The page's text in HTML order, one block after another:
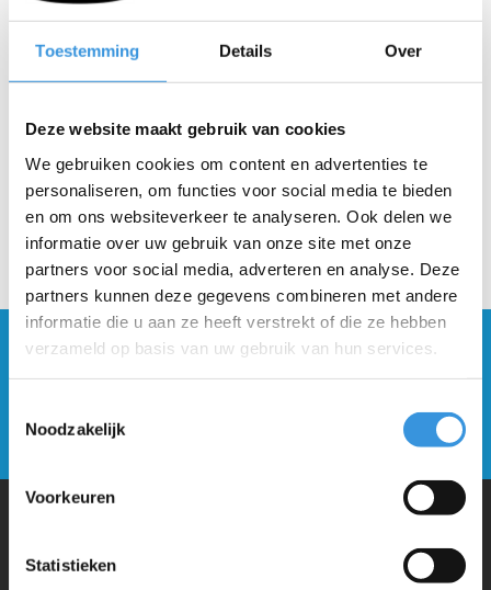
Toestemming Details Over
Deze website maakt gebruik van cookies
We gebruiken cookies om content en advertenties te
personaliseren, om functies voor social media te bieden
en om ons websiteverkeer te analyseren. Ook delen we
informatie over uw gebruik van onze site met onze
partners voor social media, adverteren en analyse. Deze
partners kunnen deze gegevens combineren met andere
informatie die u aan ze heeft verstrekt of die ze hebben
verzameld op basis van uw gebruik van hun services.
Noodzakelijk
Voorkeuren
Statistieken
Retour binnen 30 dagen
Blijf op de hoogte en schrijf je in voor onze
nieuwsbrief
Verstuur
Waarom Micro Step?